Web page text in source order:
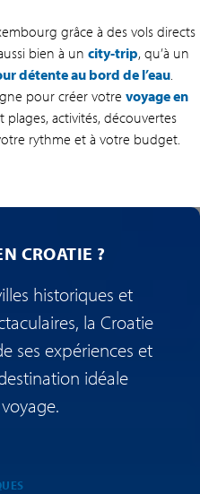
grâce à des vols directs
bien à un city-trip, qu’à un
détente au bord de l’eau.
pour créer votre voyage en
plages, activités, découvertes
rythme et à votre budget.
CROATIE ?
historiques et
la Croatie
ses expériences et
idéale